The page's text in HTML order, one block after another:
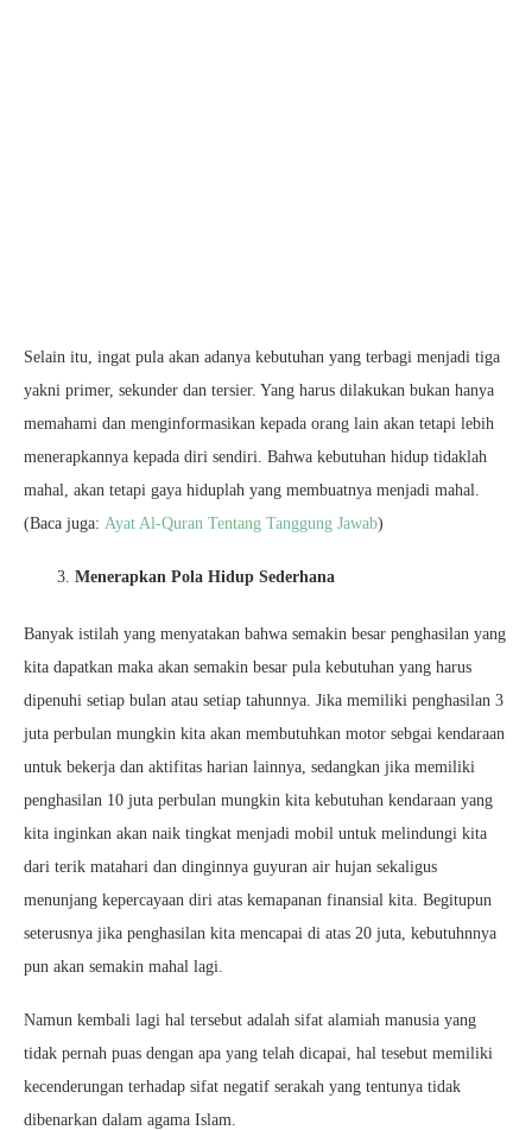
Selain itu, ingat pula akan adanya kebutuhan yang terbagi menjadi tiga
yakni primer, sekunder dan tersier. Yang harus dilakukan bukan hanya
memahami dan menginformasikan kepada orang lain akan tetapi lebih
menerapkannya kepada diri sendiri. Bahwa kebutuhan hidup tidaklah
mahal, akan tetapi gaya hiduplah yang membuatnya menjadi mahal.
(Baca juga: Ayat Al-Quran Tentang Tanggung Jawab)
Menerapkan Pola Hidup Sederhana
Banyak istilah yang menyatakan bahwa semakin besar penghasilan yang
kita dapatkan maka akan semakin besar pula kebutuhan yang harus
dipenuhi setiap bulan atau setiap tahunnya. Jika memiliki penghasilan 3
juta perbulan mungkin kita akan membutuhkan motor sebgai kendaraan
untuk bekerja dan aktifitas harian lainnya, sedangkan jika memiliki
penghasilan 10 juta perbulan mungkin kita kebutuhan kendaraan yang
kita inginkan akan naik tingkat menjadi mobil untuk melindungi kita
dari terik matahari dan dinginnya guyuran air hujan sekaligus
menunjang kepercayaan diri atas kemapanan finansial kita. Begitupun
seterusnya jika penghasilan kita mencapai di atas 20 juta, kebutuhnnya
pun akan semakin mahal lagi.
Namun kembali lagi hal tersebut adalah sifat alamiah manusia yang
tidak pernah puas dengan apa yang telah dicapai, hal tesebut memiliki
kecenderungan terhadap sifat negatif serakah yang tentunya tidak
dibenarkan dalam agama Islam.